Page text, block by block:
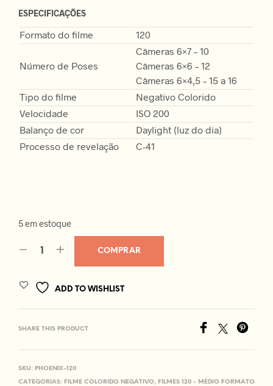
ESPECIFICAÇÕES
Formato do filme 120
Número de Poses
Câmeras 6×7 – 10
Câmeras 6×6 – 12
Câmeras 6×4,5 – 15 a 16
Tipo do filme
Negativo Colorido
Velocidade
ISO 200
Balanço de cor
Daylight (luz do dia)
Processo de revelação
C-41
5 em estoque
COMPRAR
ADD TO WISHLIST
SHARE THIS PRODUCT
SKU: PHOENIX-120
CATEGORIAS: FILME COLORIDO NEGATIVO, FILMES 120 - MÉDIO FORMATO